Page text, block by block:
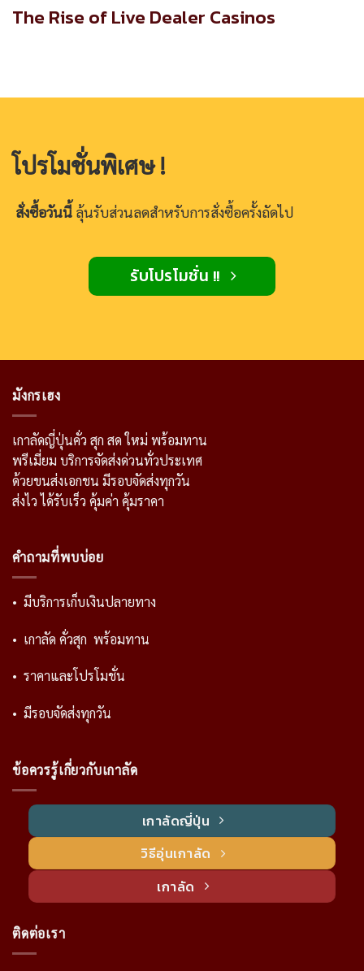
The Rise of Live Dealer Casinos
โปรโมชั่นพิเศษ !
สั่งซื้อวันนี้ ลุ้นรับส่วนลดสำหรับการสั่งซื้อครั้งถัดไป
รับโปรโมชั่น !!
มังกรเฮง
เกาลัดญี่ปุ่นคั่ว สุก สด ใหม่ พร้อมทาน
พรีเมี่ยม บริการจัดส่งด่วนทั่วประเทศ
ด้วยขนส่งเอกชน มีรอบจัดส่งทุกวัน
ส่งไว ได้รับเร็ว คุ้มค่า คุ้มราคา
คำถามที่พบบ่อย
• มีบริการเก็บเงินปลายทาง
• เกาลัด คั่วสุก พร้อมทาน
• ราคาและโปรโมชั่น
• มีรอบจัดส่งทุกวัน
ข้อควรรู้เกี่ยวกับเกาลัด
เกาลัดญี่ปุ่น
วิธีอุ่นเกาลัด
เกาลัด
ติดต่อเรา